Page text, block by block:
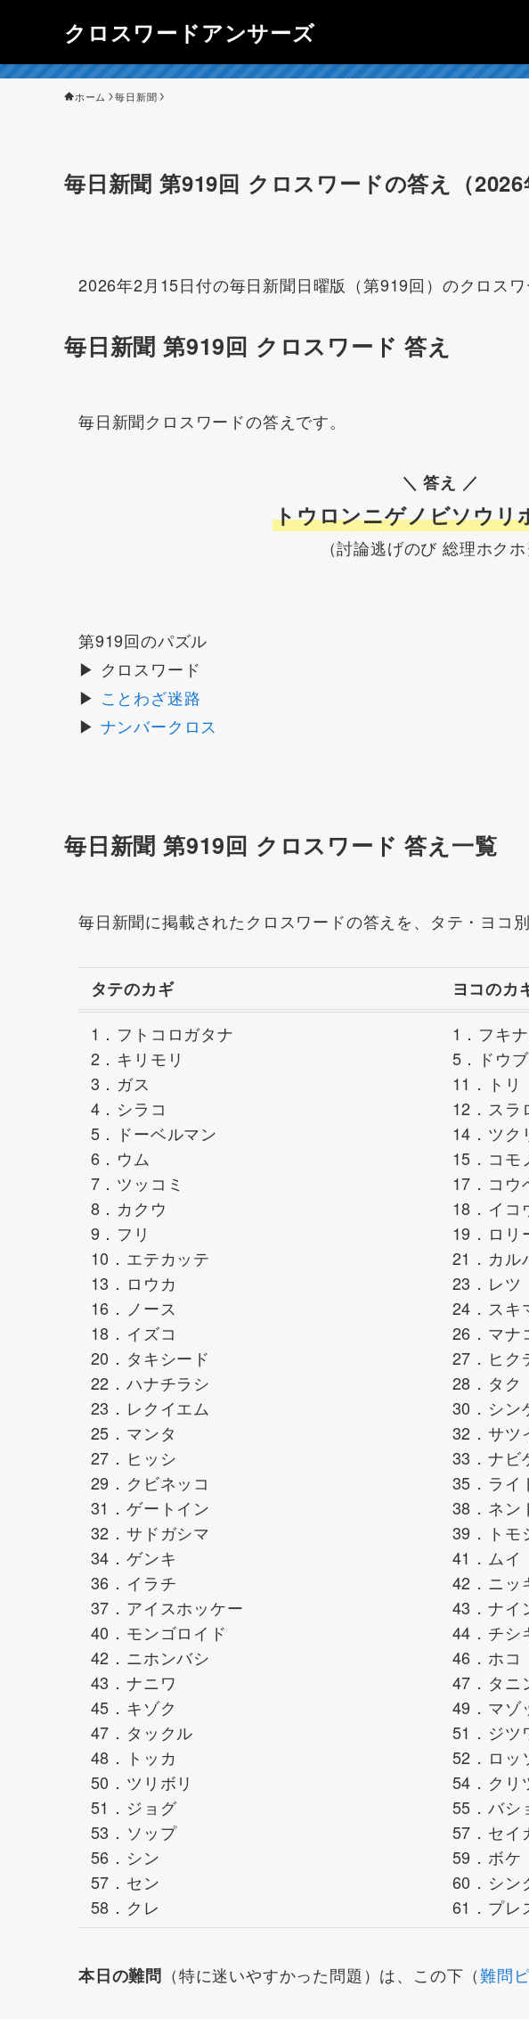
クロスワードアンサーズ
ホーム 毎日新聞
毎日新聞 第919回 クロスワードの答え（2026
2026年2月15日付の毎日新聞日曜版（第919回）のクロスワ
毎日新聞 第919回 クロスワード 答え
毎日新聞クロスワードの答えです。
＼ 答え ／
トウロンニゲノビソウリ
（討論逃げのび 総理ホクホ
第919回のパズル
▶ クロスワード
▶ ことわざ迷路
▶ ナンバークロス
毎日新聞 第919回 クロスワード 答え一覧
毎日新聞に掲載されたクロスワードの答えを、タテ・ヨコ
タテのカギ
ヨコのカ
1．フトコロガタナ
2．キリモリ
3．ガス
4．シラコ
5．ドーベルマン
6．ウム
7．ツッコミ
8．カクウ
9．フリ
10．エテカッテ
13．ロウカ
16．ノース
18．イズコ
20．タキシード
22．ハナチラシ
23．レクイエム
25．マンタ
27．ヒッシ
29．クビネッコ
31．ゲートイン
32．サドガシマ
34．ゲンキ
36．イラチ
37．アイスホッケー
40．モンゴロイド
42．ニホンバシ
43．ナニワ
45．キゾク
47．タックル
48．トッカ
50．ツリボリ
51．ジョグ
53．ソップ
56．シン
57．セン
58．クレ
1．フキ
5．ドウ
11．トリ
12．スラ
14．ツク
15．コモ
17．コウ
18．イコ
19．ロリ
21．カル
23．レツ
24．スキ
26．マナ
27．ヒク
28．タク
30．シン
32．サツ
33．ナビ
35．ライ
38．ネン
39．トモ
41．ムイ
42．ニッ
43．ナイ
44．チシ
46．ホコ
47．タニ
49．マゾ
51．ジツ
52．ロッ
54．クリ
55．バシ
57．セイ
59．ボケ
60．シン
61．プレ
本日の難問 （特に迷いやすかった問題）は、この下（難問